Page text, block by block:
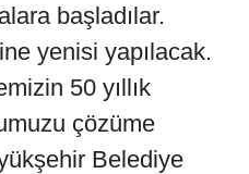
başladılar.
yenisi yapılacak.
50 yıllık
çözüme
Belediye